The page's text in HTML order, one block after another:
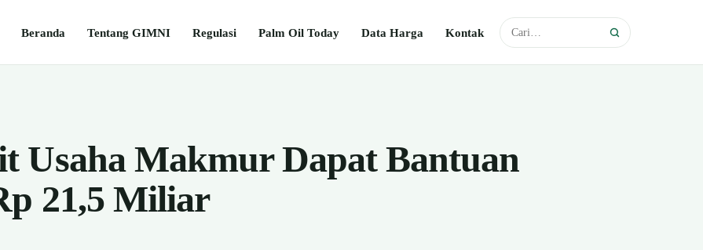
Beranda Tentang GIMNI Regulasi Palm Oil Today Data Harga Kontak
Usaha Makmur Dapat Bantuan
21,5 Miliar